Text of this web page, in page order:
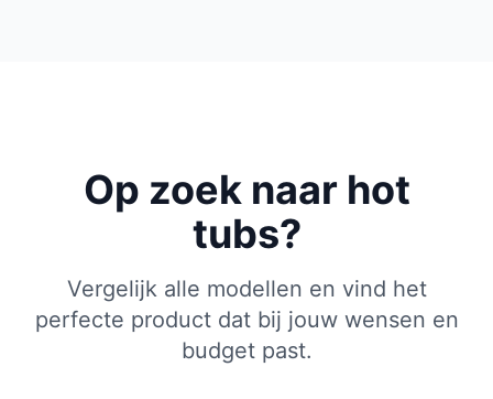
Op zoek naar hot
tubs?
Vergelijk alle modellen en vind het
perfecte product dat bij jouw wensen en
budget past.